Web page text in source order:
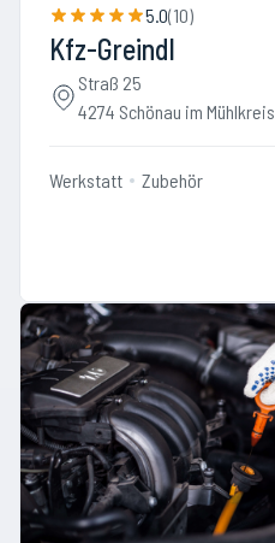
5.0(10)
Kfz-Greindl
Straß 25
4274 Schönau im Mühlkreis
Werkstatt Zubehör